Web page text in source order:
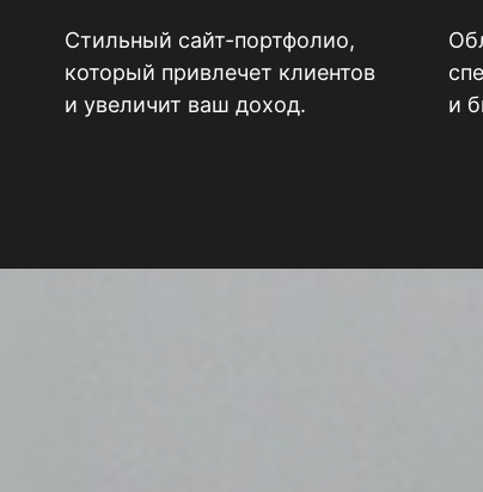
Стильный сайт-портфолио,
который привлечет клиентов
и увеличит ваш доход.
и